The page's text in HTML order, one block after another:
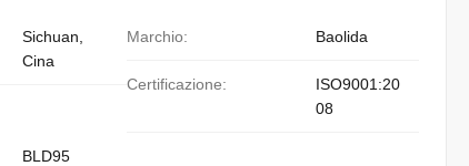
Sichuan,
Cina
Marchio: Baolida
Certificazione:
ISO9001:20
08
BLD95